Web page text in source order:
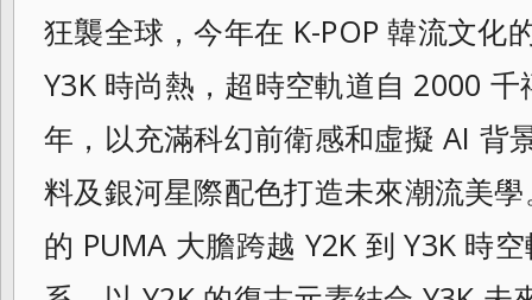
狂襲全球，今年在 K-POP 韓流文化
Y3K 時尚熱，超時空軌道自 2000
年，以充滿科幻前衛感和虛擬 AI 背
料及銀河星際配色打造未來潮流美
的 PUMA 大膽跨越 Y2K 到 Y3K 時